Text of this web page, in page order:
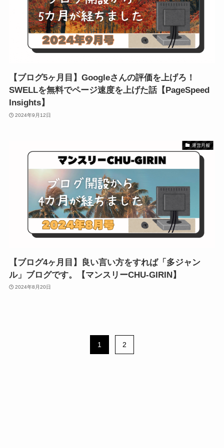
【ブログ5ヶ月目】Googleさんの評価を上げろ！
SWELLを無料でページ速度を上げた話【PageSpeed
Insights】
2024年9月12日
運営月報
【ブログ4ヶ月目】良い言い方をすれば「多ジャン
ル」ブログです。【マンスリーCHU-GIRIN】
2024年8月20日
1 2